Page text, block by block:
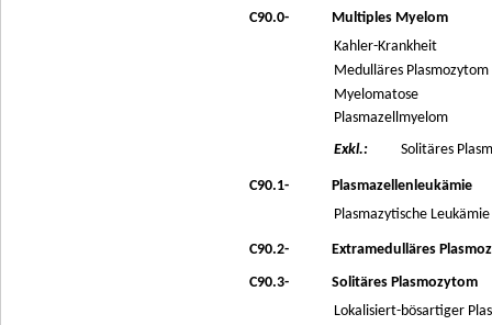
C90.0-
Multiples Myelom
Kahler-Krankheit
Medulläres Plasmozytom
Myelomatose
Plasmazellmyelom
Exkl.:
Solitäres
C90.1-
Plasmazellenleukämie
Plasmazytische Leukämie
C90.2-
Extramedulläres
C90.3-
Solitäres Plasmozytom
Lokalisiert-bösartiger